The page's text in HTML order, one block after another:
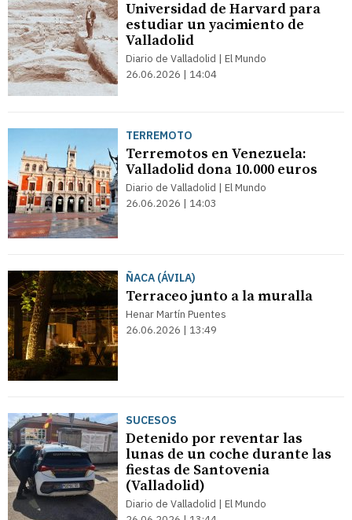
Universidad de Harvard para
estudiar un yacimiento de
Valladolid
Diario de Valladolid | El Mundo
26.06.2026 | 14:04
TERREMOTO
Terremotos en Venezuela:
Valladolid dona 10.000 euros
Diario de Valladolid | El Mundo
26.06.2026 | 14:03
ÑACA (ÁVILA)
Terraceo junto a la muralla
Henar Martín Puentes
26.06.2026 | 13:49
SUCESOS
Detenido por reventar las
lunas de un coche durante las
fiestas de Santovenia
(Valladolid)
Diario de Valladolid | El Mundo